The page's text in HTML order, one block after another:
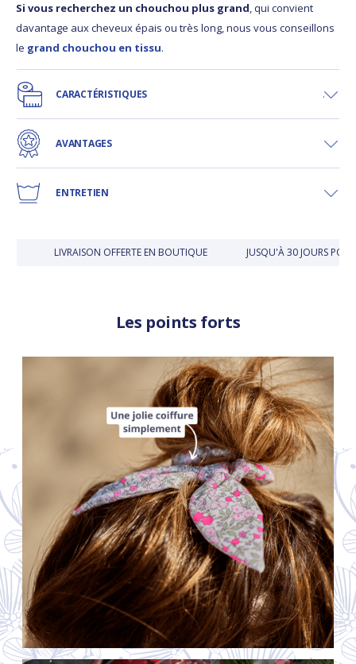
Si vous recherchez un chouchou plus grand, qui convient
davantage aux cheveux épais ou très long, nous vous conseillons
le grand chouchou en tissu.
CARACTÉRISTIQUES
AVANTAGES
ENTRETIEN
LIVRAISON OFFERTE EN BOUTIQUE JUSQU'À 30 JOURS
Les points forts